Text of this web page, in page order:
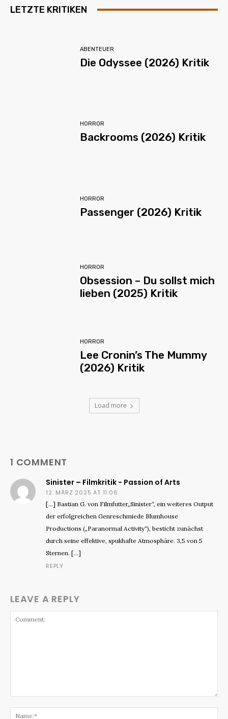
LETZTE KRITIKEN
ABENTEUER
Die Odyssee (2026) Kritik
HORROR
Backrooms (2026) Kritik
HORROR
Passenger (2026) Kritik
HORROR
Obsession – Du sollst mich
lieben (2025) Kritik
HORROR
Lee Cronin’s The Mummy
(2026) Kritik
Load more
1 COMMENT
Sinister – Filmkritik - Passion of Arts
12. MÄRZ 2025 AT 11:06
[…] Bastian G. von Filmfutter„Sinister“, ein weiteres Output
der erfolgreichen Genreschmiede Blumhouse
Productions („Paranormal Activity“), besticht zunächst
durch seine effektive, spukhafte Atmosphäre. 3,5 von 5
Sternen. […]
REPLY
LEAVE A REPLY